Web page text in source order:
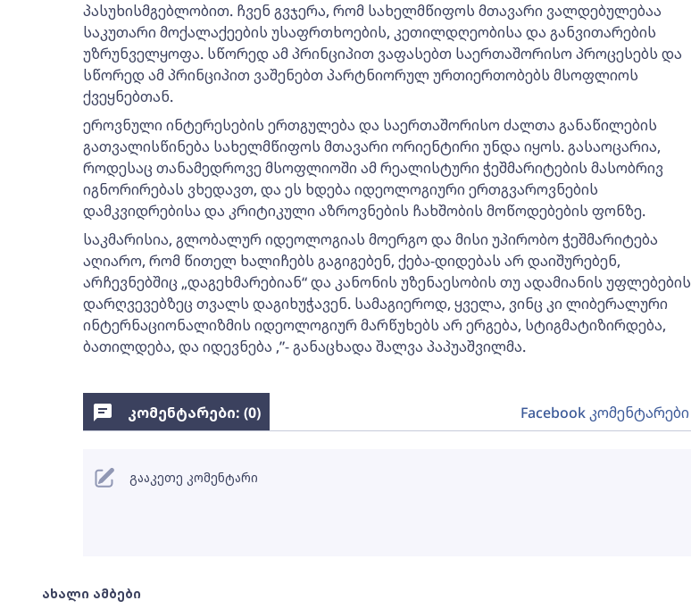
პასუხისმგებლობით. ჩვენ გვჯერა, რომ სახელმწიფოს მთავარი ვალდებულებაა
საკუთარი მოქალაქეების უსაფრთხოების, კეთილდღეობისა და განვითარების
უზრუნველყოფა. სწორედ ამ პრინციპით ვაფასებთ საერთაშორისო პროცესებს და
სწორედ ამ პრინციპით ვაშენებთ პარტნიორულ ურთიერთობებს მსოფლიოს
ქვეყნებთან.
ეროვნული ინტერესების ერთგულება და საერთაშორისო ძალთა განაწილების
გათვალისწინება სახელმწიფოს მთავარი ორიენტირი უნდა იყოს. გასაოცარია,
როდესაც თანამედროვე მსოფლიოში ამ რეალისტური ჭეშმარიტების მასობრივ
იგნორირებას ვხედავთ, და ეს ხდება იდეოლოგიური ერთგვაროვნების
დამკვიდრებისა და კრიტიკული აზროვნების ჩახშობის მოწოდებების ფონზე.
საკმარისია, გლობალურ იდეოლოგიას მოერგო და მისი უპირობო ჭეშმარიტება
აღიარო, რომ წითელ ხალიჩებს გაგიგებენ, ქება-დიდებას არ დაიშურებენ,
არჩევნებშიც „დაგეხმარებიან“ და კანონის უზენაესობის თუ ადამიანის უფლებების
დარღვევებზეც თვალს დაგიხუჭავენ. სამაგიეროდ, ყველა, ვინც კი ლიბერალური
ინტერნაციონალიზმის იდეოლოგიურ მარწუხებს არ ერგება, სტიგმატიზირდება,
ბათილდება, და იდევნება ,”- განაცხადა შალვა პაპუაშვილმა.
ახალი ამბები
კომენტარები: (0) Facebook კომენტარები
გააკეთე კომენტარი